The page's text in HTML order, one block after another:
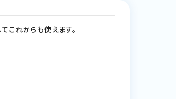
これからも使えます。